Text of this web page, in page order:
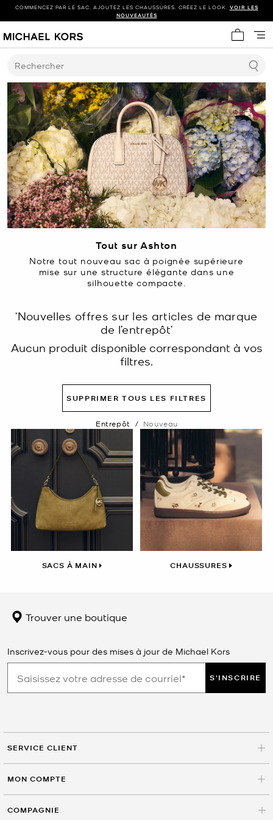
COMMENCEZ PAR LE SAC. AJOUTEZ LES CHAUSSURES. CRÉEZ LE LOOK. VOIR LES
NOUVEAUTÉS
Mon
Rechercher
Tout sur Ashton
Notre tout nouveau sac à poignée supérieure
mise sur une structure élégante dans une
silhouette compacte.
‘Nouvelles offres sur les articles de marque
de l’entrepôt’
Aucun produit disponible correspondant à vos
filtres.
SUPPRIMER TOUS LES FILTRES
Entrepôt / Nouveau
SACS À MAIN CHAUSSURES
Trouver une boutique
Inscrivez-vous pour des mises à jour de Michael Kors
S'INSCRIRE
SERVICE CLIENT
MON COMPTE
COMPAGNIE